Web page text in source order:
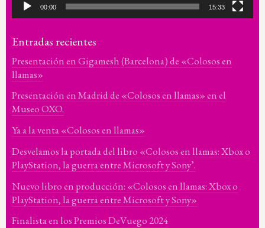
00:00 15:33
Entradas recientes
Presentación en Gigamesh (Barcelona) de «Colosos en
llamas»
Presentación en Madrid de «Colosos en llamas» en el
Museo OXO.
Ya a la venta «Colosos en llamas»
Desvelamos la portada del libro «Colosos en llamas: Xbox o
PlayStation, la guerra entre Microsoft y Sony’.
Nuevo libro en producción: «Colosos en llamas: Xbox o
PlayStation, la guerra entre Microsoft y Sony»
Finalista en los Premios DeVuego 2024